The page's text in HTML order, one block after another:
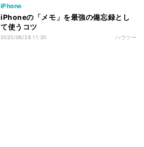
iPhone
iPhoneの「メモ」を最強の備忘録とし
て使うコツ
2020/06/28 11:30 ハウツー